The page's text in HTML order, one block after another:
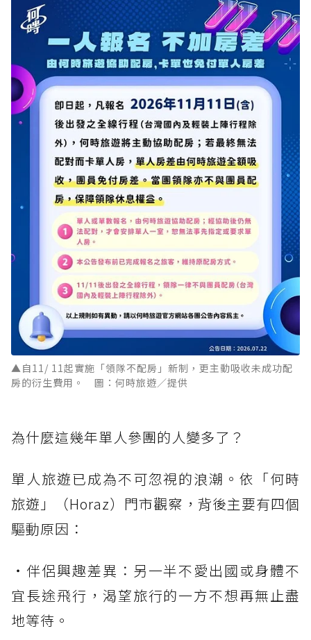
▲自11/ 11起實施「領隊不配房」新制，更主動吸收未成功配
房的衍生費用。 圖：何時旅遊／提供
為什麼這幾年單人參團的人變多了？
單人旅遊已成為不可忽視的浪潮。依「何時
旅遊」（Horaz）門市觀察，背後主要有四個
驅動原因：
・伴侶興趣差異：另一半不愛出國或身體不
宜長途飛行，渴望旅行的一方不想再無止盡
地等待。